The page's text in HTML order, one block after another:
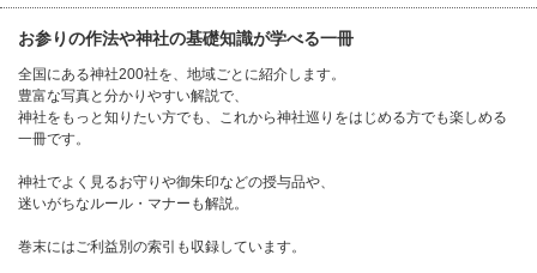
お参りの作法や神社の基礎知識が学べる一冊
全国にある神社200社を、地域ごとに紹介します。
豊富な写真と分かりやすい解説で、
神社をもっと知りたい方でも、これから神社巡りをはじめる方でも楽しめる
一冊です。
神社でよく見るお守りや御朱印などの授与品や、
迷いがちなルール・マナーも解説。
巻末にはご利益別の索引も収録しています。